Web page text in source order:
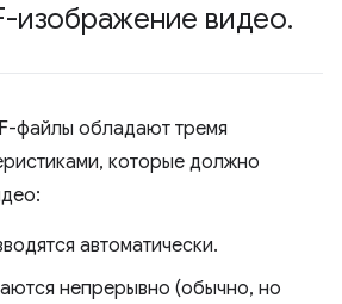
изображение видео.
файлы обладают тремя
которые должно
автоматически.
непрерывно (обычно, но